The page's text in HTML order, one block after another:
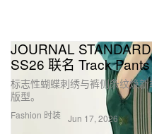
Fashion 时装
JOURNAL
SS26 联名 Track
标志性蝴蝶刺绣与裤侧条纹焕
版型。
Jun 17, 2026